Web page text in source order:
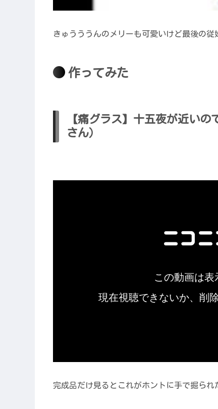
きゅうううんのメリーも可愛いけど最後の従
作ってみた
【痛グラス】十五夜が近い
さん）
完成品だけ見るとこれがホントに手で掘ら